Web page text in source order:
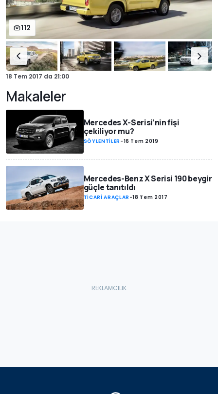
112
18 Tem 2017 da 21:00
Makaleler
Mercedes X-Serisi’nin fişi
çekiliyor mu?
SÖYLENTİLER -16 Tem 2019
Mercedes-Benz X Serisi 190 beygir
güçle tanıtıldı
TİCARİ ARAÇLAR -18 Tem 2017